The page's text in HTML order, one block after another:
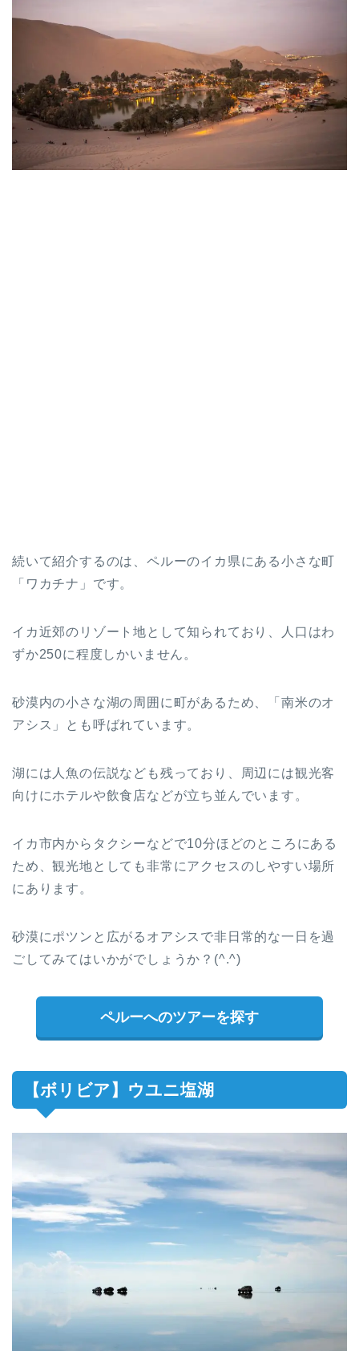
続いて紹介するのは、ペルーのイカ県にある小さな町
「ワカチナ」です。
イカ近郊のリゾート地として知られており、人口はわ
ずか250に程度しかいません。
砂漠内の小さな湖の周囲に町があるため、「南米のオ
アシス」とも呼ばれています。
湖には人魚の伝説なども残っており、周辺には観光客
向けにホテルや飲食店などが立ち並んでいます。
イカ市内からタクシーなどで10分ほどのところにある
ため、観光地としても非常にアクセスのしやすい場所
にあります。
砂漠にポツンと広がるオアシスで非日常的な一日を過
ごしてみてはいかがでしょうか？(^.^)
ペルーへのツアーを探す
【ボリビア】ウユニ塩湖